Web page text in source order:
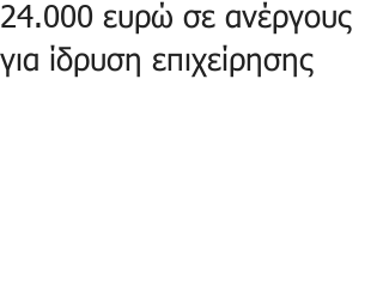
24.000 ευρώ σε ανέργους
για ίδρυση επιχείρησης